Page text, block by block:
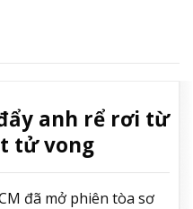
anh rể rơi từ
tử vong
đã mở phiên tòa sơ